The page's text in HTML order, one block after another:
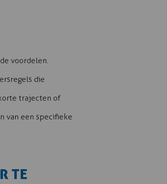
voordelen.
die
trajecten of
van een specifieke
TE